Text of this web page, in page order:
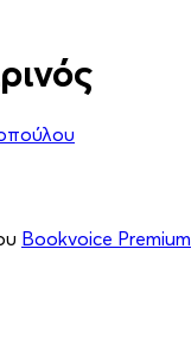
Bookvoice Premium